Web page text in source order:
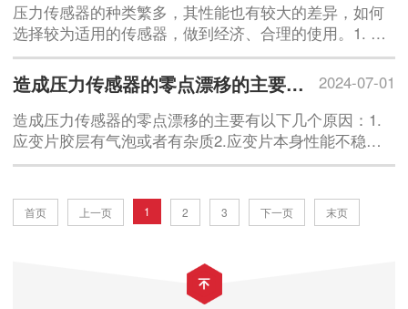
压力传感器的种类繁多，其性能也有较大的差异，如何
选择较为适用的传感器，做到经济、合理的使用。1. 额
定压力范围额定压力范围是满足标准规定值的压力范
围。也就是在最
2024-07-01
造成压力传感器的零点漂移的主要原因有哪些？
造成压力传感器的零点漂移的主要有以下几个原因：1.
应变片胶层有气泡或者有杂质2.应变片本身性能不稳定3.
电路中有虚焊点4.弹性体的应力释放不完全；此外还和
首页 上一页 1 2 3 下一页 末页